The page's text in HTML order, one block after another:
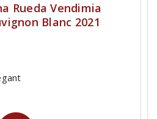
Rueda Vendimia
Blanc 2021